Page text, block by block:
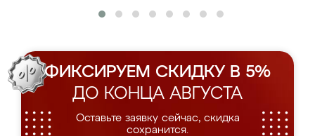
ФИКСИРУЕМ СКИДКУ В 5%
ДО КОНЦА АВГУСТА
Оставьте заявку сейчас, скидка
сохранится.